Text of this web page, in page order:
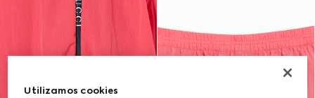
Utilizamos cookies